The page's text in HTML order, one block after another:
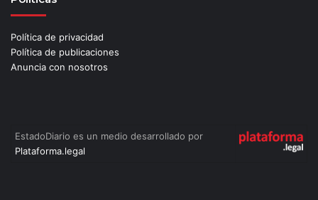
Política de privacidad
Política de publicaciones
Anuncia con nosotros
EstadoDiario es un medio desarrollado por
Plataforma.legal